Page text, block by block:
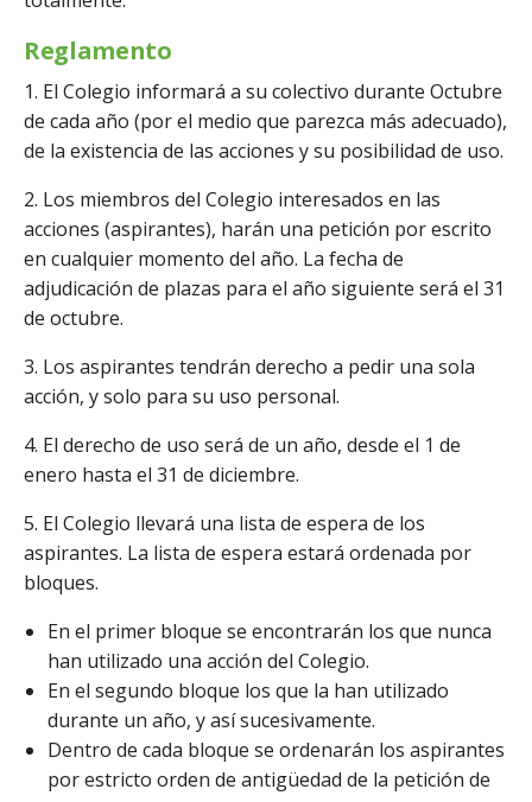
Reglamento
1. El Colegio informará a su colectivo durante Octubre
de cada año (por el medio que parezca más adecuado),
de la existencia de las acciones y su posibilidad de uso.
2. Los miembros del Colegio interesados en las
acciones (aspirantes), harán una petición por escrito
en cualquier momento del año. La fecha de
adjudicación de plazas para el año siguiente será el 31
de octubre.
3. Los aspirantes tendrán derecho a pedir una sola
acción, y solo para su uso personal.
4. El derecho de uso será de un año, desde el 1 de
enero hasta el 31 de diciembre.
5. El Colegio llevará una lista de espera de los
aspirantes. La lista de espera estará ordenada por
bloques.
En el primer bloque se encontrarán los que nunca
han utilizado una acción del Colegio.
En el segundo bloque los que la han utilizado
durante un año, y así sucesivamente.
Dentro de cada bloque se ordenarán los aspirantes
por estricto orden de antigüedad de la petición de